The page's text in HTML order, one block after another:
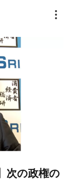
次の政権の